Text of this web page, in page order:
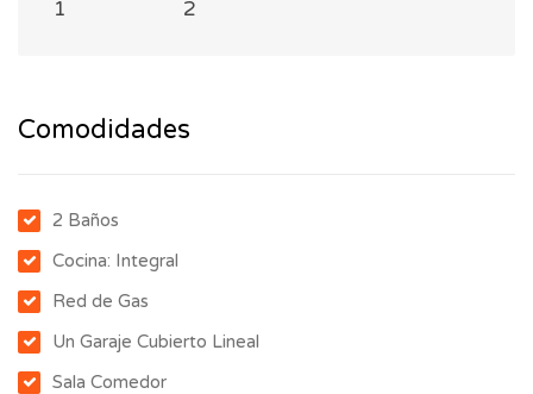
1
2
Comodidades
2 Baños
Cocina: Integral
Red de Gas
Un Garaje Cubierto Lineal
Sala Comedor